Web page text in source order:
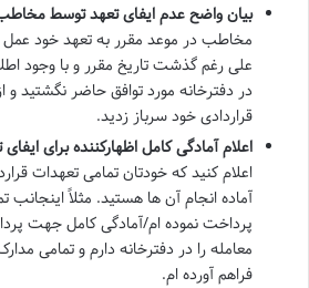
بیان واضح عدم ایفای تعهد توسط
مخاطب در موعد مقرر به تعهد خود عمل
علی رغم گذشت تاریخ مقرر و با وجود
در دفترخانه مورد توافق حاضر نگشتید و
قراردادی خود سرباز زدید.
اعلام آمادگی کامل اظهارکننده برای
اعلام کنید که خودتان تمامی تعهدات
آماده انجام آن ها هستید. مثلاً اینجانب
پرداخت نموده ام/آمادگی کامل جهت
معامله را در دفترخانه دارم و تمامی
فراهم آورده ام.